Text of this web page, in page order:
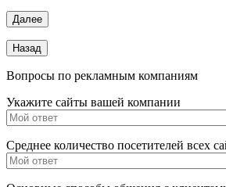
Вопросы по рекламным компаниям
Укажите сайты вашей компании
Среднее количество посетителей всех